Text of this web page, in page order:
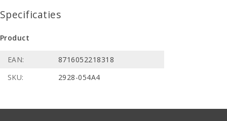
Specificaties
Product
EAN:
8716052218318
SKU:
2928-054A4